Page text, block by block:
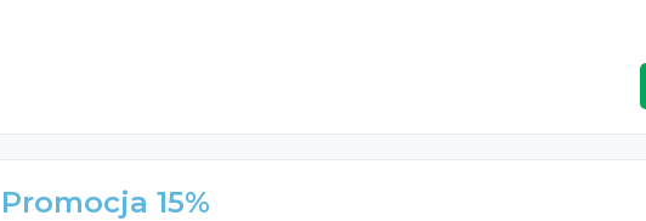
Promocja 15%